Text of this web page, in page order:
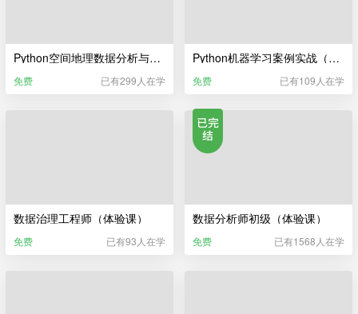
Python空间地理数据分析与可视化（体验课）
免费 已有299人在学
Python机器学习案例实战（体验课）
免费 已有109人在学
数据治理工程师（体验课）
免费 已有93人在学
数据分析师初级（体验课）
免费 已有1568人在学